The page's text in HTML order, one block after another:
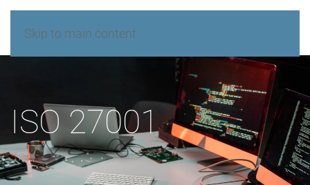
Skip to main content
ISO 27001